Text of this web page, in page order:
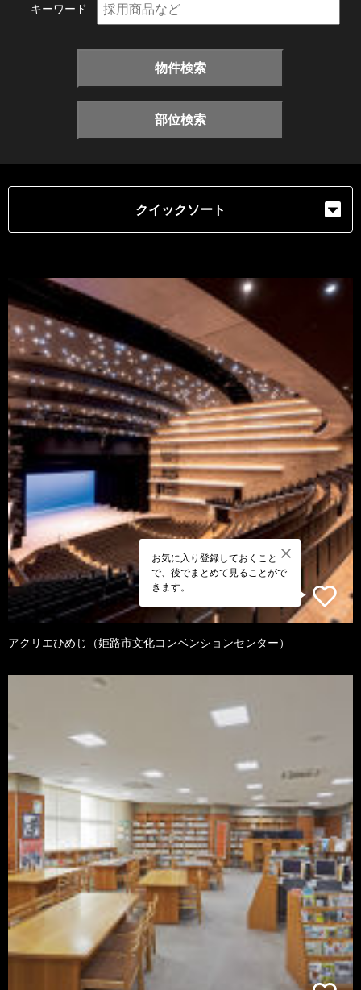
キーワード
物件検索
部位検索
クイックソート
お気に入り登録しておくこと
で、後でまとめて見ることがで
きます。
アクリエひめじ（姫路市文化コンベンションセンター）